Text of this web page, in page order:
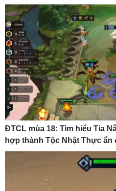
ĐTCL mùa 18: Tìm hiểu Tia
hợp thành Tộc Nhật Thực ẩn